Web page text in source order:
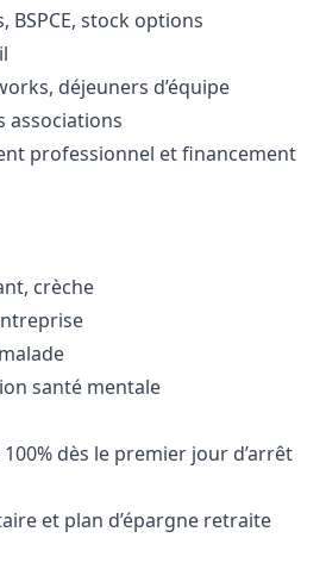
BSPCE, stock options
déjeuners d’équipe
associations
professionnel et financement
crèche
santé mentale
dès le premier jour d’arrêt
et plan d’épargne retraite